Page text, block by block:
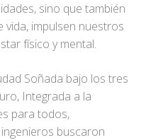
sino que también
impulsen nuestros
físico y mental.
Soñada bajo los tres
Integrada a la
para todos,
buscaron